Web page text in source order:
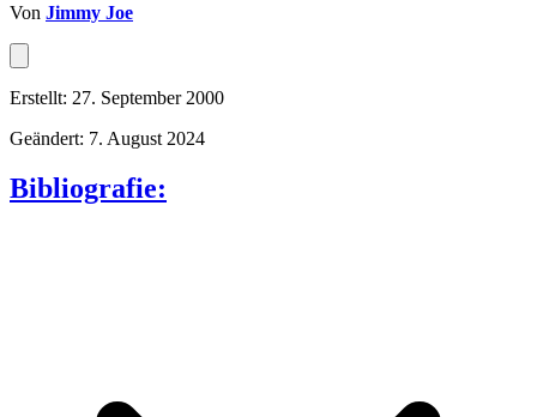
Von Jimmy Joe
Erstellt: 27. September 2000
Geändert: 7. August 2024
Bibliografie: